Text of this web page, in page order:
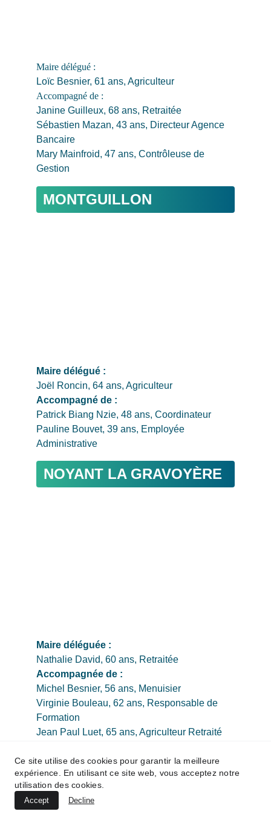
Maire délégué :
Loïc Besnier, 61 ans, Agriculteur
Accompagné de :
Janine Guilleux, 68 ans, Retraitée
Sébastien Mazan, 43 ans, Directeur Agence
Bancaire
Mary Mainfroid, 47 ans, Contrôleuse de
Gestion
MONTGUILLON
NOYANT LA GRAVOYÈRE
Maire délégué :
Joël Roncin, 64 ans, Agriculteur
Accompagné de :
Patrick Biang Nzie, 48 ans, Coordinateur
Pauline Bouvet, 39 ans, Employée
Administrative
Maire déléguée :
Nathalie David, 60 ans, Retraitée
Accompagnée de :
Michel Besnier, 56 ans, Menuisier
Virginie Bouleau, 62 ans, Responsable de
Formation
Jean Paul Luet, 65 ans, Agriculteur Retraité
Sébastien Jannault, 47 ans, Technicien
ENEDIS
Ombeline Le Feivre, 40 ans, Technicien
Supérieur Hospitalier
Ce site utilise des cookies pour garantir la meilleure
expérience. En utilisant ce site web, vous acceptez notre
utilisation des cookies.
Accept Decline